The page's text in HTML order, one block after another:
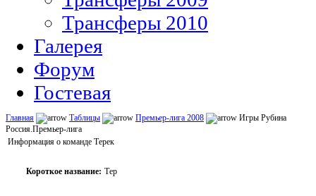
Трансферы 2010
Галерея
Форум
Гостевая
Главная Таблицы Премьер-лига 2008
Игры Рубина
Россия.Премьер-лига
Информация о команде Терек
Короткое название: Тер